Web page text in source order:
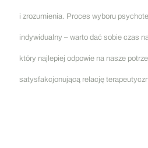
i zrozumienia. Proces wyboru
indywidualny – warto dać sobie czas
który najlepiej odpowie na nasze
satysfakcjonującą relację